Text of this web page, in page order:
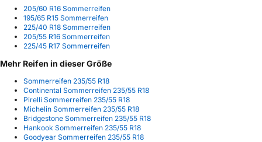
205/60 R16 Sommerreifen
195/65 R15 Sommerreifen
225/40 R18 Sommerreifen
205/55 R16 Sommerreifen
225/45 R17 Sommerreifen
Mehr Reifen in dieser Größe
Sommerreifen 235/55 R18
Continental Sommerreifen 235/55 R18
Pirelli Sommerreifen 235/55 R18
Michelin Sommerreifen 235/55 R18
Bridgestone Sommerreifen 235/55 R18
Hankook Sommerreifen 235/55 R18
Goodyear Sommerreifen 235/55 R18